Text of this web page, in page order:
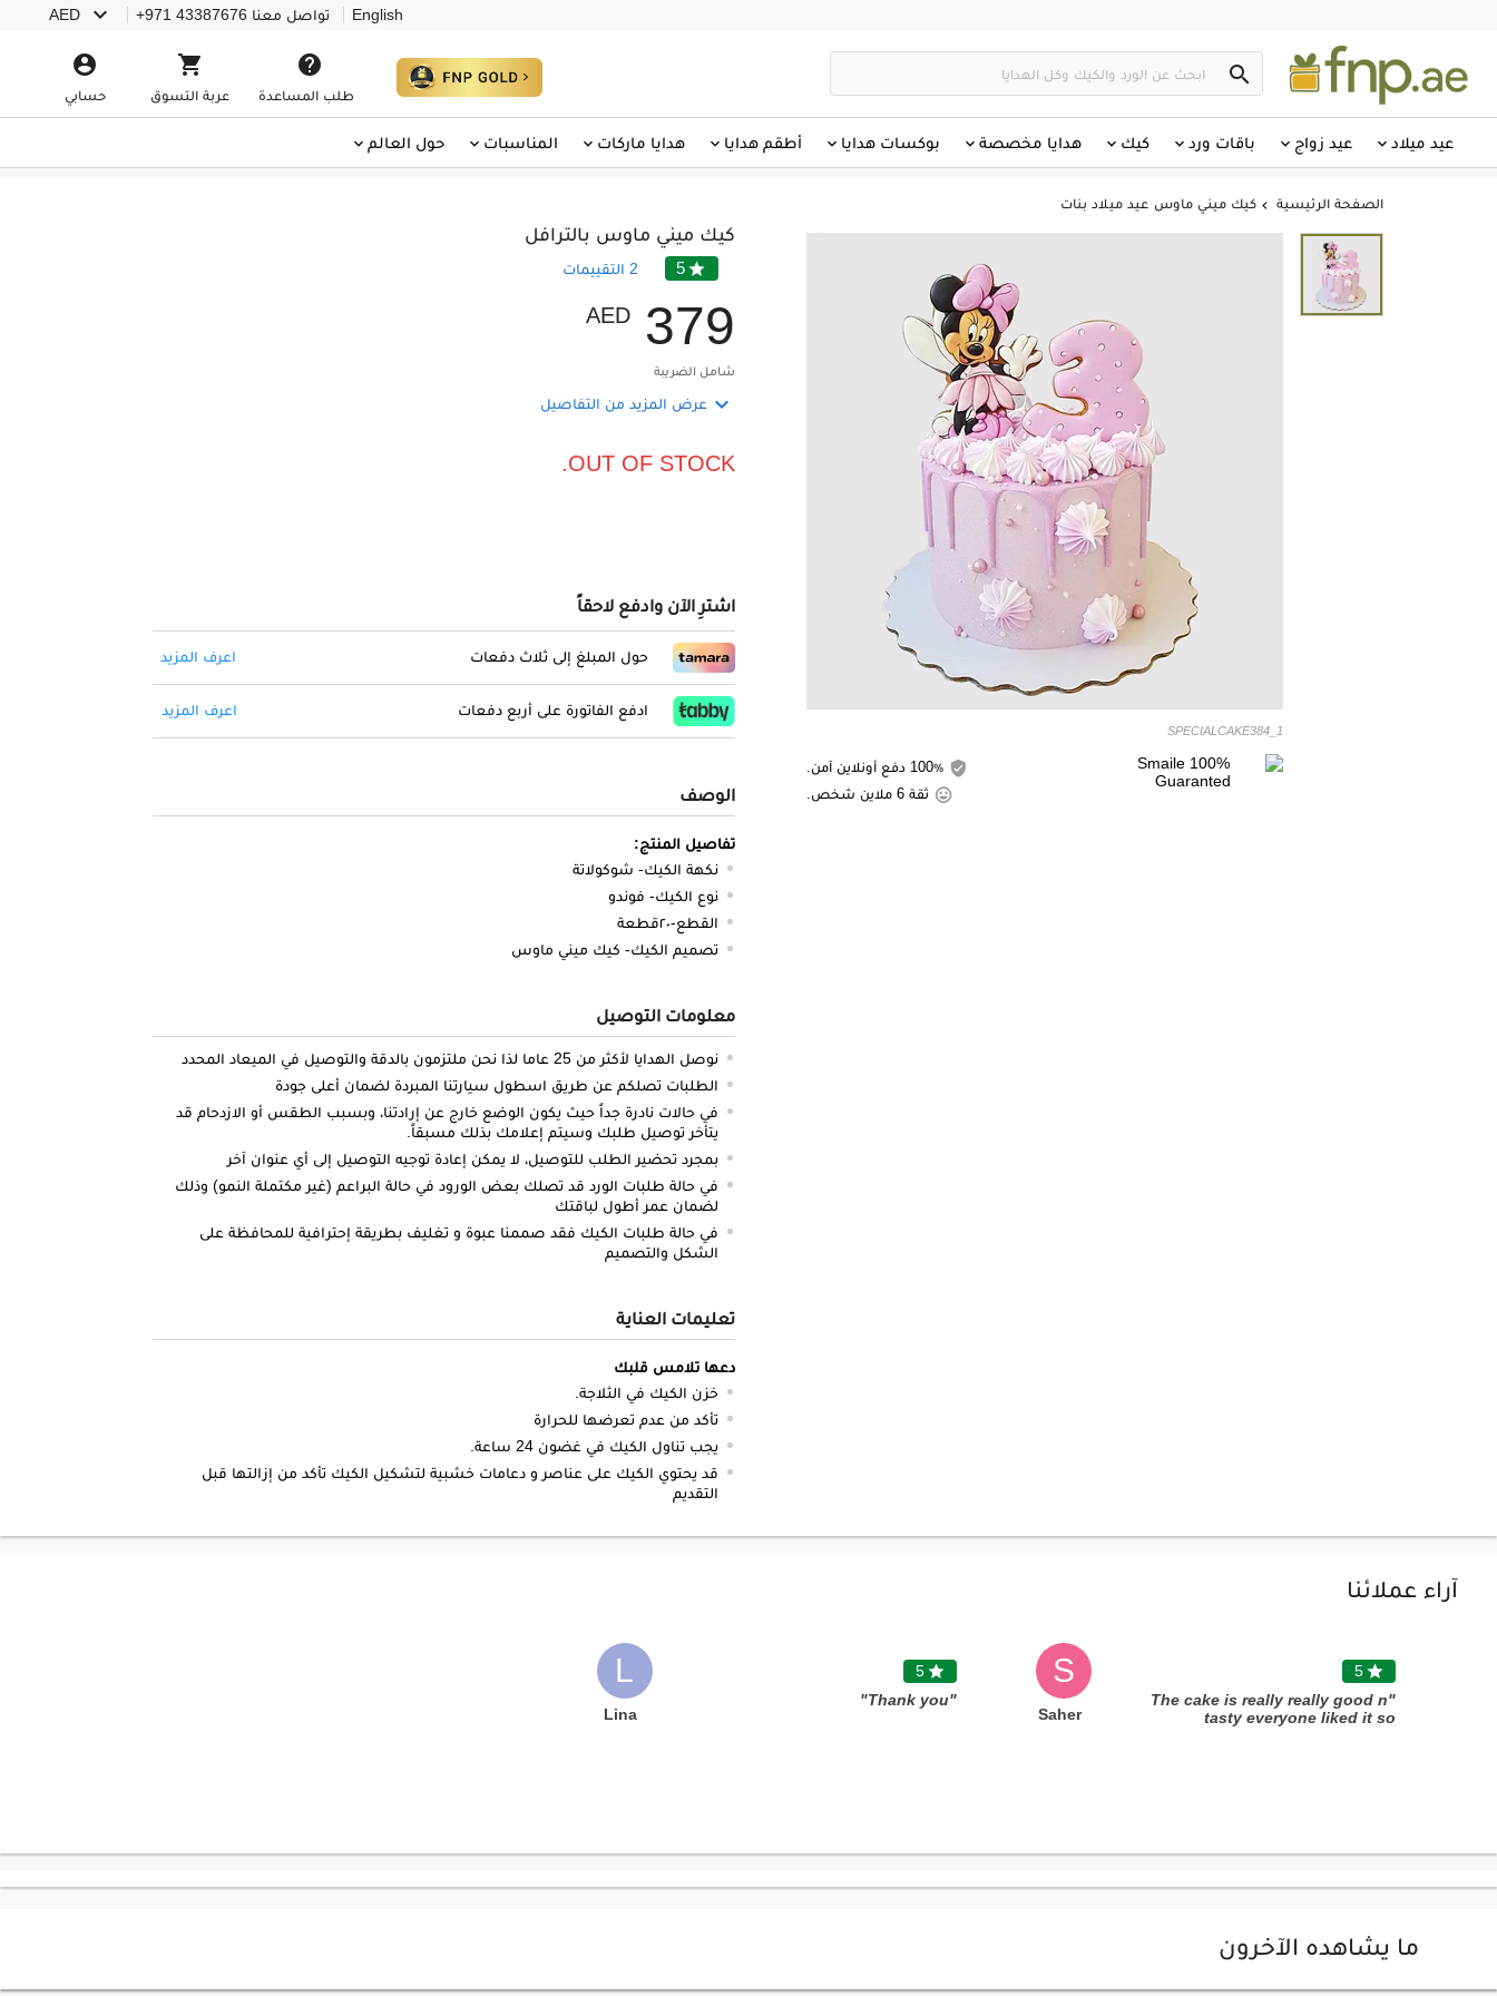
English تواصل معنا +971 43387676
AED 


طلب المساعدة

عربة التسوق

حسابي
عيد ميلاد عيد زواج باقات ورد كيك هدايا مخصصة بوكسات هدايا أطقم هدايا هدايا ماركات المناسبات حول العالم
الصفحة الرئيسية  كيك ميني ماوس عيد ميلاد بنات
SPECIALCAKE384_1
ثقة 6 ملاين شخص.
كيك ميني ماوس بالترافل
5
2 التقييمات
AED 379
شامل الضريبة
 عرض المزيد من التفاصيل
OUT OF STOCK.
اشترِ الآن وادفع لاحقاً
حول المبلغ إلى ثلاث دفعات اعرف المزيد
ادفع الفاتورة على أربع دفعات اعرف المزيد
الوصف
تفاصيل المنتج:
نكهة الكيك- شوكولاتة
نوع الكيك- فوندو
القطع-٢٠قطعة
تصميم الكيك- كيك ميني ماوس
معلومات التوصيل
نوصل الهدايا لأكثر من 25 عاما لذا نحن ملتزمون بالدقة والتوصيل في الميعاد المحدد
الطلبات تصلكم عن طريق اسطول سيارتنا المبردة لضمان أعلى جودة
في حالات نادرة جداً حيث يكون الوضع خارج عن إرادتنا، وبسبب الطقس أو الازدحام قد
يتأخر توصيل طلبك وسيتم إعلامك بذلك مسبقاً.
بمجرد تحضير الطلب للتوصيل، لا يمكن إعادة توجيه التوصيل إلى أي عنوان آخر
في حالة طلبات الورد قد تصلك بعض الورود في حالة البراعم (غير مكتملة النمو) وذلك
لضمان عمر أطول لباقتك
في حالة طلبات الكيك فقد صممنا عبوة و تغليف بطريقة إحترافية للمحافظة على
الشكل والتصميم
تعليمات العناية
دعها تلامس قلبك
خزن الكيك في الثلاجة.
تأكد من عدم تعرضها للحرارة
يجب تناول الكيك في غضون 24 ساعة.
قد يحتوي الكيك على عناصر و دعامات خشبية لتشكيل الكيك تأكد من إزالتها قبل
التقديم
آراء عملائنا
S
Saher
5
"The cake is really really good n
tasty everyone liked it so
L
Lina
5
"Thank you"
ما يشاهده الآخرون